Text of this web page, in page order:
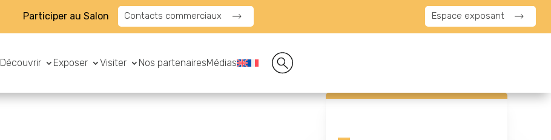
Participer au Salon Contacts commerciaux Espace exposant
Découvrir Exposer Visiter Nos partenairesMédias